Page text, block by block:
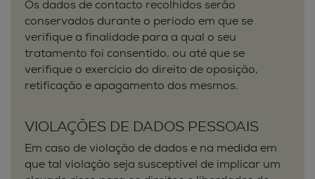
Os dados de contacto recolhidos serão
conservados durante o período em que se
verifique a finalidade para a qual o seu
tratamento foi consentido, ou até que se
verifique o exercício do direito de oposição,
retificação e apagamento dos mesmos.
VIOLAÇÕES DE DADOS PESSOAIS
Em caso de violação de dados e na medida em
que tal violação seja susceptível de implicar um